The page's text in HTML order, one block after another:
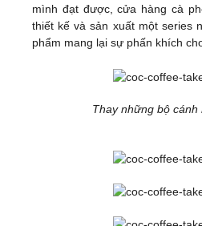
mình đạt được, cửa hàng cà
thiết kế và sản xuất một series
phẩm mang lại sự phấn khích
Thay những bộ